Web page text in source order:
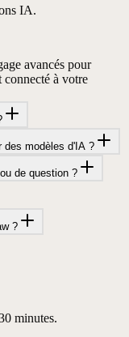
IA.
avancés pour
connecté à votre
des modèles d'IA ?
de question ?
?
minutes.